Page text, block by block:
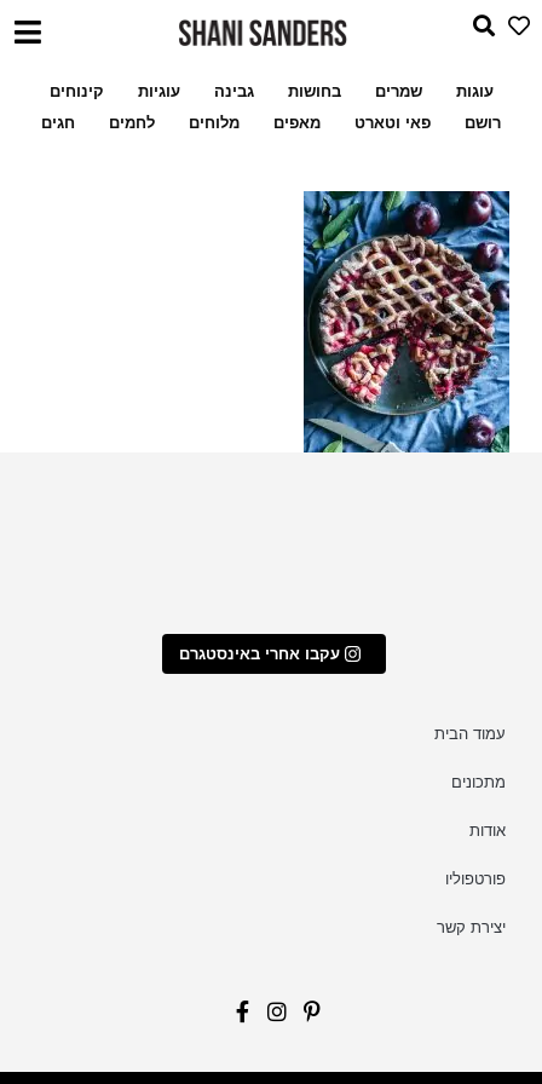
עוגות שמרים בחושות גבינה עוגיות
קינוחים
רושם
פאי וטארט מאפים מלוחים לחמים חגים
עקבו אחרי באינסטגרם
עמוד הבית
מתכונים
אודות
פורטפוליו
יצירת קשר